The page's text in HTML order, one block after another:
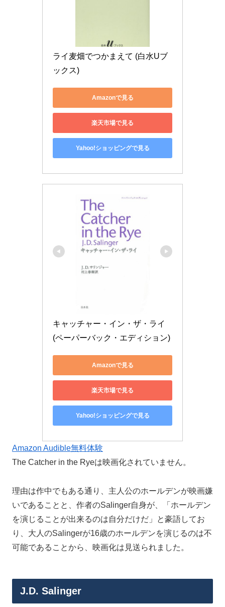
ライ麦畑でつかまえて (白水Uブ
ックス)
Amazonで見る
楽天市場で見る
Yahoo!ショッピングで見る
キャッチャー・イン・ザ・ライ
(ペーパーバック・エディション)
Amazonで見る
楽天市場で見る
Yahoo!ショッピングで見る
Amazon Audible無料体験
The Catcher in the Ryeは映画化されていません。
理由は作中でもある通り、主人公のホールデンが映画嫌
いであることと、作者のSalinger自身が、「ホールデン
を演じることが出来るのは自分だけだ」と豪語してお
り、大人のSalingerが16歳のホールデンを演じるのは不
可能であることから、映画化は見送られました。
J.D. Salinger